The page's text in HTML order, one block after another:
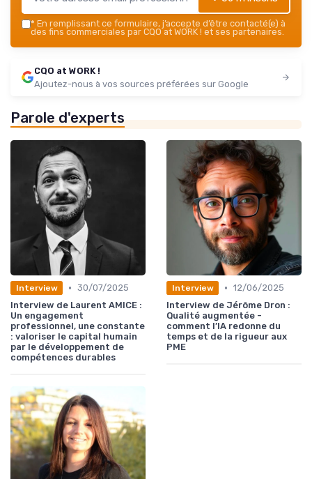
* En remplissant ce formulaire, j’accepte d’être contacté(e) à
des fins commerciales par CQO at WORK ! et ses partenaires.
CQO at WORK !
Ajoutez-nous à vos sources préférées sur Google
Parole d'experts
Interview • 30/07/2025
Interview de Laurent AMICE :
Un engagement
professionnel, une constante
: valoriser le capital humain
par le développement de
compétences durables
Interview • 12/06/2025
Interview de Jérôme Dron :
Qualité augmentée -
comment l’IA redonne du
temps et de la rigueur aux
PME